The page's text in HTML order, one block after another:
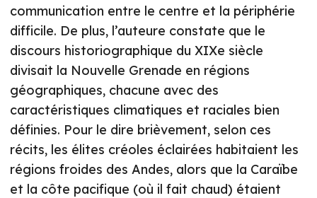
communication entre le centre et la périphérie
difficile. De plus, l’auteure constate que le
discours historiographique du XIXe siècle
divisait la Nouvelle Grenade en régions
géographiques, chacune avec des
caractéristiques climatiques et raciales bien
définies. Pour le dire brièvement, selon ces
récits, les élites créoles éclairées habitaient les
régions froides des Andes, alors que la Caraïbe
et la côte pacifique (où il fait chaud) étaient